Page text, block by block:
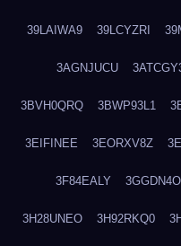
39LAIWA9 39LCYZRI
3AGNJUCU
3BVH0QRQ 3BWP93L1
3EIFINEE 3EORXV8Z
3F84EALY
3H28UNEO 3H92RKQ0